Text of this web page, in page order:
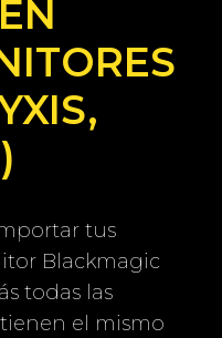
tus
Blackmagic
todas las
el mismo